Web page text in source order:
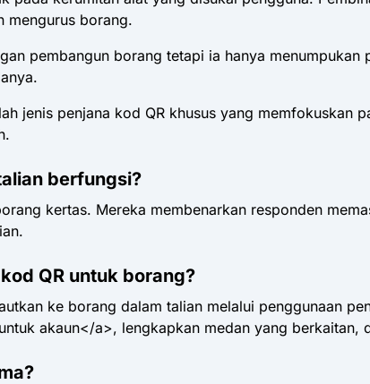
mengurus borang.
pembangun borang tetapi ia hanya
jenis penjana kod QR khusus yang
berfungsi?
kertas. Mereka membenarkan responden
QR untuk borang?
ke borang dalam talian melalui penggunaan
akaun</a>, lengkapkan medan yang berkaitan,